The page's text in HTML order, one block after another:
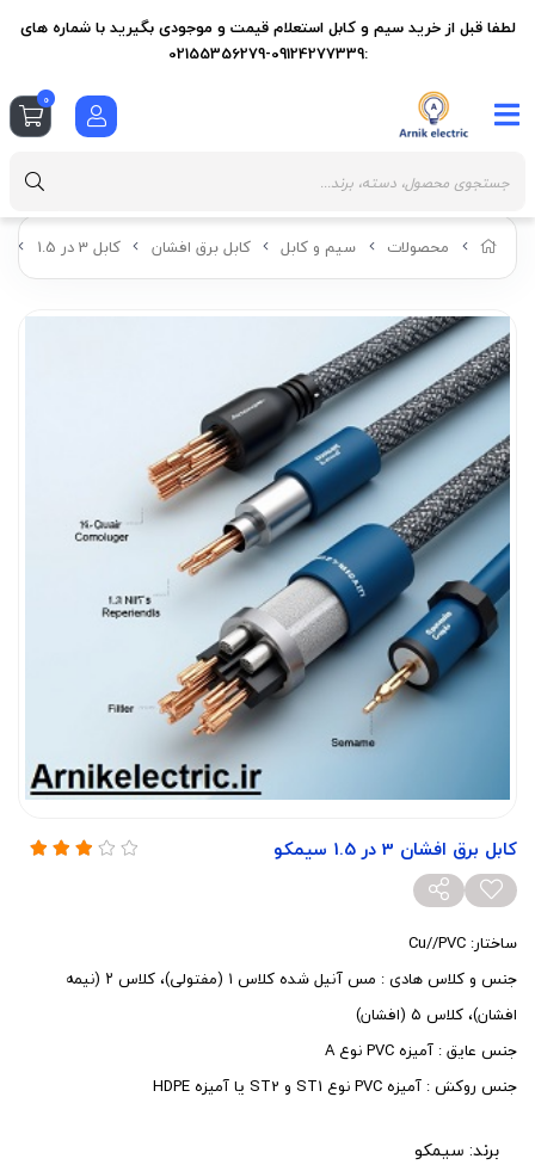
محصولات سیم و کابل کابل برق افشان کابل 3 در 1.5
کابل برق افشان 3 در 1.5 سیمکو
ساختار: Cu//PVC
جنس و کلاس هادی : مس آنیل شده کلاس ۱ (مفتولی)، کلاس ۲ (نیمه
افشان)، کلاس ۵ (افشان)
جنس عایق : آمیزه PVC نوع A
جنس روکش : آمیزه PVC نوع ST1 و ST2 یا آمیزه HDPE
برند: سیمکو
لطفا قبل از خرید سیم و کابل استعلام قیمت و موجودی بگیرید با شماره های
:09124277339-02155356279
0